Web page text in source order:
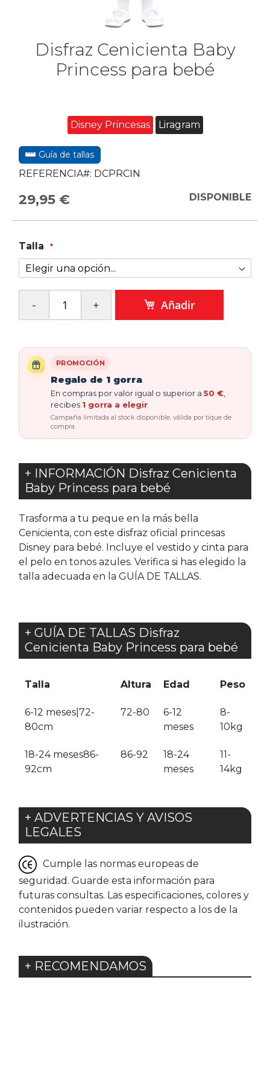
Disfraz Cenicienta Baby
Princess para bebé
Disney Princesas Liragram
Guía de tallas
REFERENCIA#: DCPRCIN
29,95 € DISPONIBLE
Talla
Añadir
PROMOCIÓN
Regalo de 1 gorra
En compras por valor igual o superior a 50 €
recibes 1 gorra a elegir
Campaña limitada al stock disponible, válida por tique de
compra.
+ INFORMACIÓN Disfraz Cenicienta
Baby Princess para bebé
Trasforma a tu peque en la más bella
Cenicienta, con este disfraz oficial princesas
Disney para bebé. Incluye el vestido y cinta para
el pelo en tonos azules. Verifica si has elegido la
talla adecuada en la GUÍA DE TALLAS.
+ GUÍA DE TALLAS Disfraz
Cenicienta Baby Princess para bebé
Talla Altura Edad Peso
6-12 meses|72-
80cm
72-80
6-12
meses
8-
10kg
18-24 meses86-
92cm
86-92
18-24
meses
11-
14kg
+ ADVERTENCIAS Y AVISOS
LEGALES
Cumple las normas europeas de
seguridad. Guarde esta información para
futuras consultas. Las especificaciones, colores y
contenidos pueden variar respecto a los de la
ilustración.
+ RECOMENDAMOS